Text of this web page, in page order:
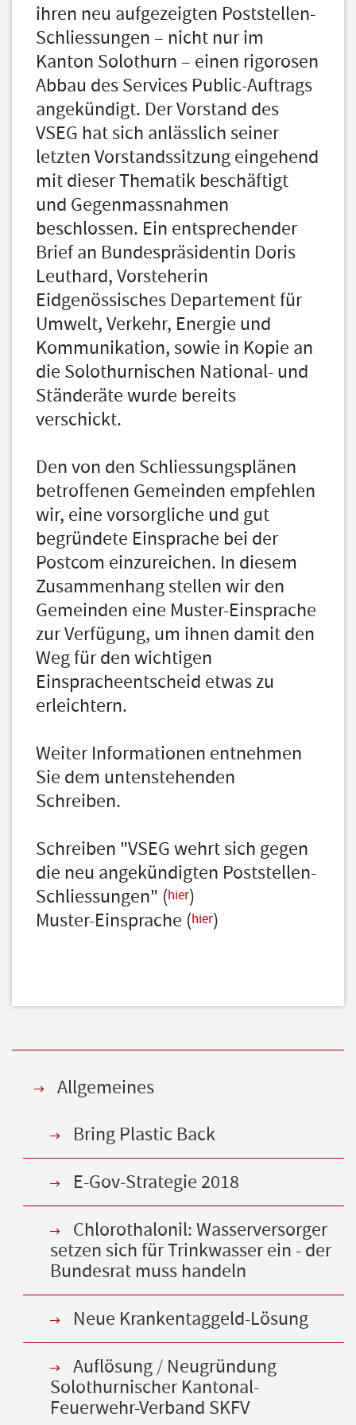
ihren neu aufgezeigten Poststellen-
Schliessungen – nicht nur im
Kanton Solothurn – einen rigorosen
Abbau des Services Public-Auftrags
angekündigt. Der Vorstand des
VSEG hat sich anlässlich seiner
letzten Vorstandssitzung eingehend
mit dieser Thematik beschäftigt
und Gegenmassnahmen
beschlossen. Ein entsprechender
Brief an Bundespräsidentin Doris
Leuthard, Vorsteherin
Eidgenössisches Departement für
Umwelt, Verkehr, Energie und
Kommunikation, sowie in Kopie an
die Solothurnischen National- und
Ständeräte wurde bereits
verschickt.
Den von den Schliessungsplänen
betroffenen Gemeinden empfehlen
wir, eine vorsorgliche und gut
begründete Einsprache bei der
Postcom einzureichen. In diesem
Zusammenhang stellen wir den
Gemeinden eine Muster-Einsprache
zur Verfügung, um ihnen damit den
Weg für den wichtigen
Einspracheentscheid etwas zu
erleichtern.
Weiter Informationen entnehmen
Sie dem untenstehenden
Schreiben.
Schreiben "VSEG wehrt sich gegen
die neu angekündigten Poststellen-
Schliessungen" (hier)
Muster-Einsprache (hier)
Allgemeines
Bring Plastic Back
E-Gov-Strategie 2018
Chlorothalonil: Wasserversorger
setzen sich für Trinkwasser ein - der
Bundesrat muss handeln
Neue Krankentaggeld-Lösung
Auflösung / Neugründung
Solothurnischer Kantonal-
Feuerwehr-Verband SKFV